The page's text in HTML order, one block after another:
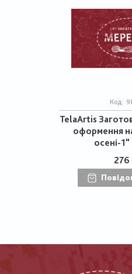
Код:
TelaArtis
оформення
осені-
276